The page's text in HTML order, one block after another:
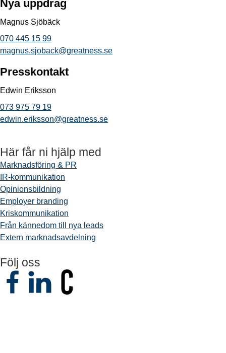
Nya uppdrag
Magnus Sjöbäck
070 445 15 99
magnus.sjoback@greatness.se
Presskontakt
Edwin Eriksson
073 975 79 19
edwin.eriksson@greatness.se
Här får ni hjälp med
Marknadsföring & PR
IR-kommunikation
Opinionsbildning
Employer branding
Kriskommunikation
Från kännedom till nya leads
Extern marknadsavdelning
Följ oss